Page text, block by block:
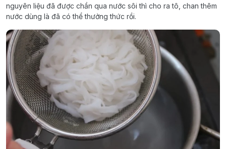
nguyên liệu đã được chần qua nước sôi thì cho ra tô, chan thêm
nước dùng là đã có thể thưởng thức rồi.